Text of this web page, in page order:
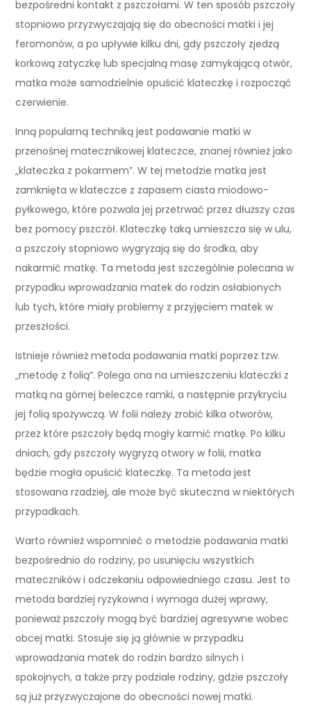
bezpośredni kontakt z pszczołami. W ten sposób pszczoły
stopniowo przyzwyczajają się do obecności matki i jej
feromonów, a po upływie kilku dni, gdy pszczoły zjedzą
korkową zatyczkę lub specjalną masę zamykającą otwór,
matka może samodzielnie opuścić klateczkę i rozpocząć
czerwienie.
Inną popularną techniką jest podawanie matki w
przenośnej matecznikowej klateczce, znanej również jako
„klateczka z pokarmem”. W tej metodzie matka jest
zamknięta w klateczce z zapasem ciasta miodowo-
pyłkowego, które pozwala jej przetrwać przez dłuższy czas
bez pomocy pszczół. Klateczkę taką umieszcza się w ulu,
a pszczoły stopniowo wygryzają się do środka, aby
nakarmić matkę. Ta metoda jest szczególnie polecana w
przypadku wprowadzania matek do rodzin osłabionych
lub tych, które miały problemy z przyjęciem matek w
przeszłości.
Istnieje również metoda podawania matki poprzez tzw.
„metodę z folią”. Polega ona na umieszczeniu klateczki z
matką na górnej beleczce ramki, a następnie przykryciu
jej folią spożywczą. W folii należy zrobić kilka otworów,
przez które pszczoły będą mogły karmić matkę. Po kilku
dniach, gdy pszczoły wygryzą otwory w folii, matka
będzie mogła opuścić klateczkę. Ta metoda jest
stosowana rzadziej, ale może być skuteczna w niektórych
przypadkach.
Warto również wspomnieć o metodzie podawania matki
bezpośrednio do rodziny, po usunięciu wszystkich
mateczników i odczekaniu odpowiedniego czasu. Jest to
metoda bardziej ryzykowna i wymaga dużej wprawy,
ponieważ pszczoły mogą być bardziej agresywne wobec
obcej matki. Stosuje się ją głównie w przypadku
wprowadzania matek do rodzin bardzo silnych i
spokojnych, a także przy podziale rodziny, gdzie pszczoły
są już przyzwyczajone do obecności nowej matki.